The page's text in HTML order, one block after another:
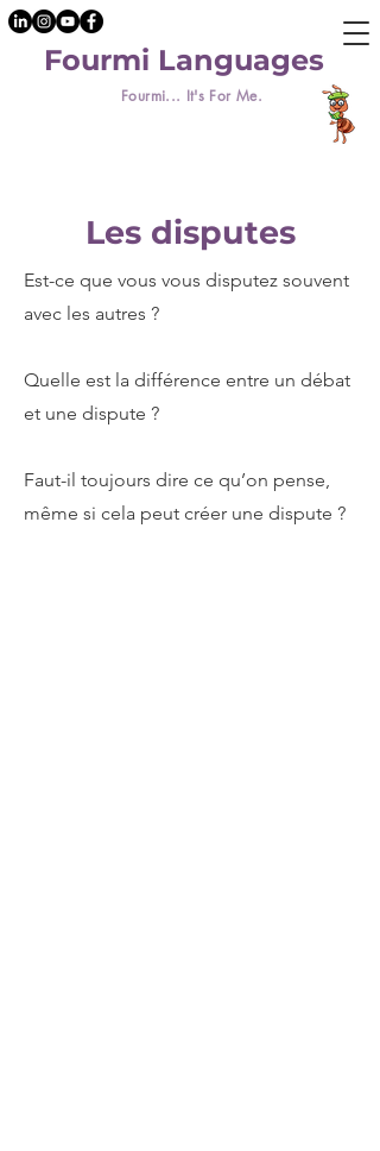
Fourmi... It's For Me.
Fourmi Languages
Les disputes
Est-ce que vous vous disputez souvent
avec les autres ?
Quelle est la différence entre un débat
et une dispute ?
Faut-il toujours dire ce qu’on pense,
même si cela peut créer une dispute ?